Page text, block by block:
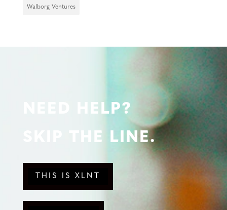
Walborg Ventures
NEED HELP?
SKIP THE LINE.
THIS IS XLNT